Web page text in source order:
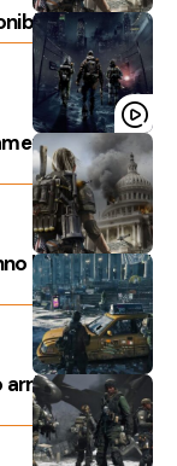
al lancio
di
lavorando ad
arrivo di nuove